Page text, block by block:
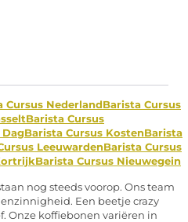
Cursus NederlandBarista Cursus
Barista Cursus
DagBarista Cursus KostenBarista
LeeuwardenBarista Cursus
Barista Cursus Nieuwegein
nog steeds voorop. Ons team
Een beetje crazy
Onze koffiebonen variëren in